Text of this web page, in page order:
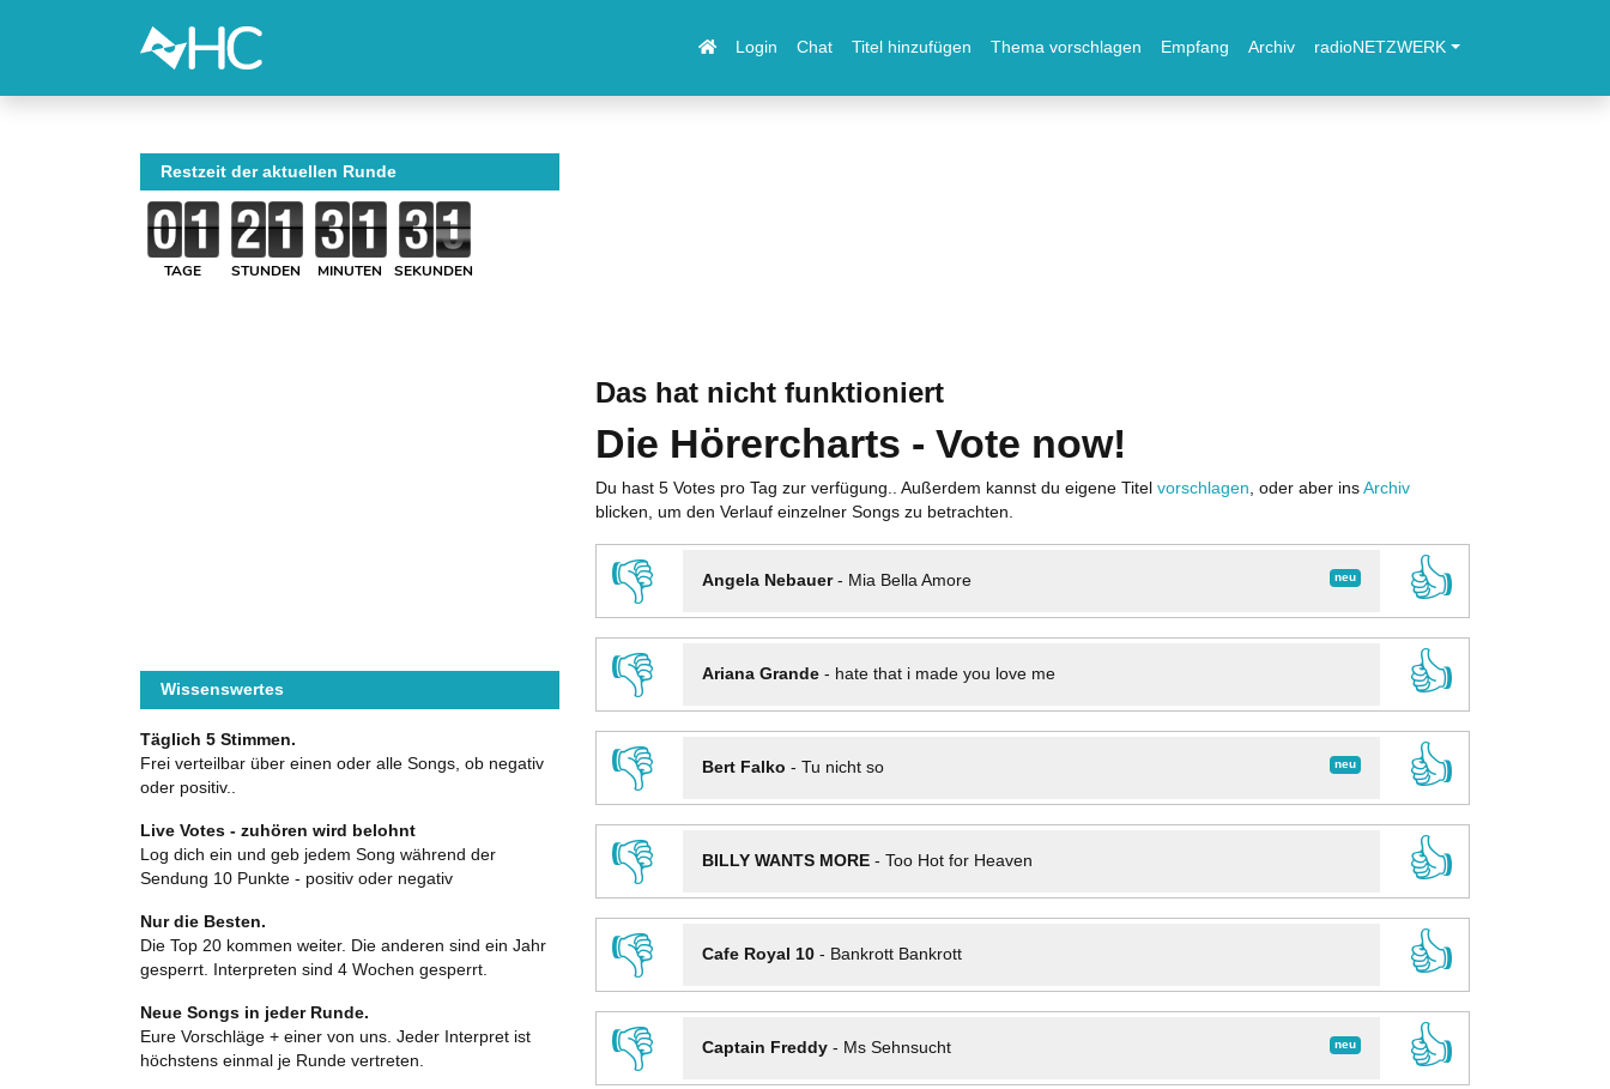
Login Chat Titel hinzufügen Thema vorschlagen Empfang Archiv radioNETZWERK
Das hat nicht funktioniert
Die Hörercharts - Vote now!
Du hast 5 Votes pro Tag zur verfügung.. Außerdem kannst du eigene Titel vorschlagen , oder aber ins Archiv
blicken, um den Verlauf einzelner Songs zu betrachten.
👎 neu
Angela Nebauer- Mia Bella Amore
👍
👎
Ariana Grande- hate that i made you love me
👍
👎
neu
Bert Falko - Tu nicht so
👍
👎
BILLY WANTS MORE- Too Hot for Heaven
👍
👎
Cafe Royal 10- Bankrott Bankrott
👍
👎
neu
Captain Freddy- Ms Sehnsucht
👍
Restzeit der aktuellen Runde
TAGE STUNDEN MINUTEN SEKUNDEN
Wissenswertes
Täglich 5 Stimmen.
Frei verteilbar über einen oder alle Songs, ob negativ
oder positiv..
Live Votes - zuhören wird belohnt
Log dich ein und geb jedem Song während der
Sendung 10 Punkte - positiv oder negativ
Nur die Besten.
Die Top 20 kommen weiter. Die anderen sind ein Jahr
gesperrt. Interpreten sind 4 Wochen gesperrt.
Neue Songs in jeder Runde.
Eure Vorschläge + einer von uns. Jeder Interpret ist
höchstens einmal je Runde vertreten.